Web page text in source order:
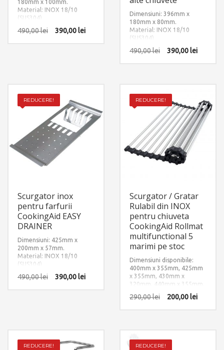
180mm x 100mm.
Material: INOX 18/10
(SUS304)
490,00lei 390,00lei
Dimensiuni: 396mm x
180mm x 80mm.
Material: INOX 18/10
(SUS304)
490,00lei 390,00lei
REDUCERE!
Scurgator inox
pentru farfurii
CookingAid EASY
DRAINER
Dimensiuni: 425mm x
200mm x 57mm.
Material: INOX 18/10
(SUS304)
490,00lei 390,00lei
REDUCERE!
Scurgator / Gratar
Rulabil din INOX
pentru chiuveta
CookingAid Rollmat
multifunctional 5
marimi pe stoc
Dimensiuni disponibile:
400mm x 355mm, 425mm
x 355mm, 430mm x
320mm, 440mm x 355mm,
Material: INOX + Silicon
290,00lei 200,00lei
REDUCERE! REDUCERE!